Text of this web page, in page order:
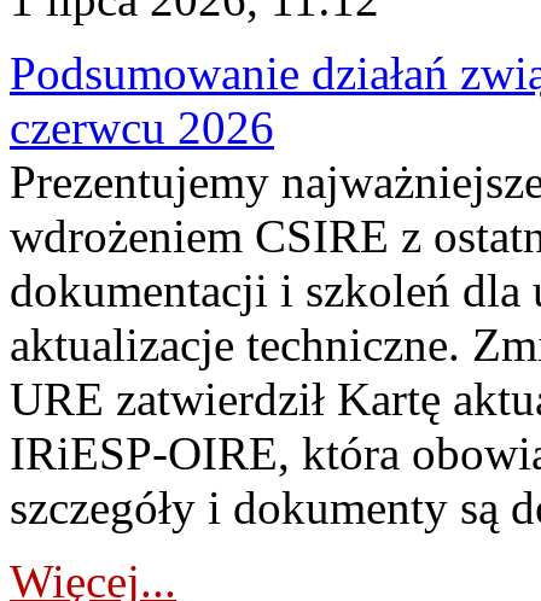
Podsumowanie działań
czerwcu 2026
Prezentujemy
wdrożeniem CSIRE z
dokumentacji i szkoleń
aktualizacje techniczne.
URE zatwierdził Kartę
IRiESP‑OIRE, która
szczegóły i dokumenty są
Więcej...